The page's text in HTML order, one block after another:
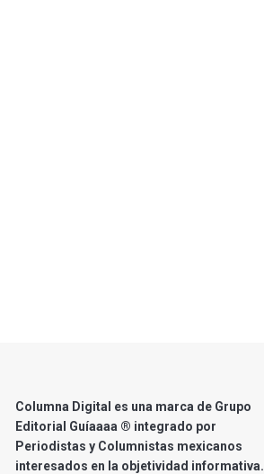
Columna Digital es una marca de Grupo
Editorial Guíaaaa ® integrado por
Periodistas y Columnistas mexicanos
interesados en la objetividad informativa.